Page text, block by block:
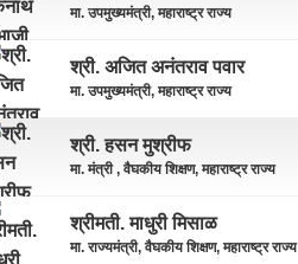
मा. उपमुख्यमंत्री, महाराष्ट्र राज्य
श्री. अजित अनंतराव पवार
मा. उपमुख्यमंत्री, महाराष्ट्र राज्य
श्री. हसन मुश्रीफ
मा. मंत्री , वैघकीय शिक्षण, महाराष्ट्र राज्य
श्रीमती. माधुरी मिसाळ
मा. राज्यमंत्री, वैघकीय शिक्षण, महाराष्ट्र राज्य